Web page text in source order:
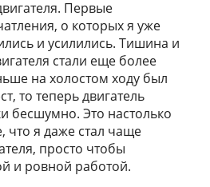
Первые
о которых я уже
и усилились. Тишина и
стали еще более
на холостом ходу был
то теперь двигатель
бесшумно. Это настолько
что я даже стал чаще
просто чтобы
и ровной работой.